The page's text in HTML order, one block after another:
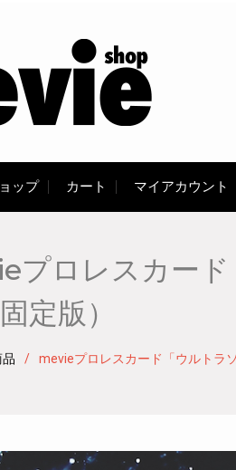
ップ カート マイアカウント
プロレスカー
定版）
mevieプロレスカード「ウルトラ